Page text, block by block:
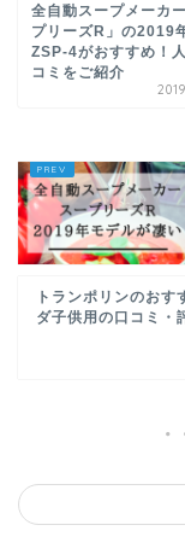
全自動スープメーカ
プリーズR」の2019
ZSP-4がおすすめ！
コミをご紹介
トランポリンのお
ダ子供用の口コミ・